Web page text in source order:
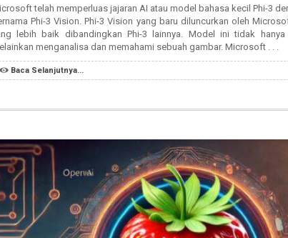
telah memperluas jajaran AI atau model bahasa kecil Phi-3
Phi-3 Vision. Phi-3 Vision yang baru diluncurkan oleh
lebih baik dibandingkan Phi-3 lainnya. Model ini tidak
menganalisa dan memahami sebuah gambar. Microsoft . . .
Baca Selanjutnya...